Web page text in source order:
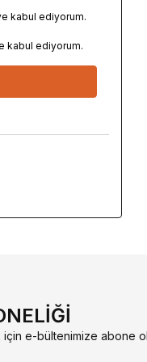
kabul ediyorum.
kabul ediyorum.
e-bültenimize abone